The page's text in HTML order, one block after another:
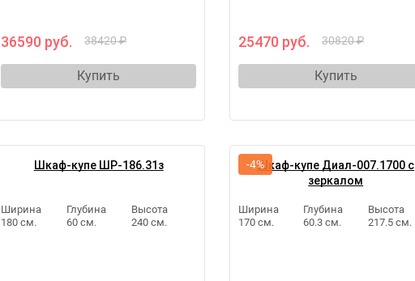
36590 руб. 38420 ₽
Купить
25470 руб. 30820 ₽
Купить
Шкаф-купе ШР-186.31з
Ширина
180 см.
Глубина
60 см.
Высота
240 см.
Шкаф-купе Диал-007.1700 с
зеркалом
Ширина
170 см.
Глубина
60.3 см.
Высота
217.5 см.
-4%